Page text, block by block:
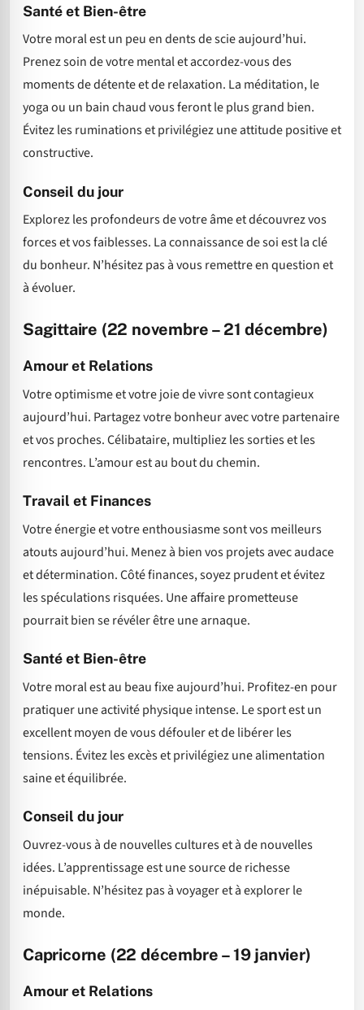
Santé et Bien-être
Votre moral est un peu en dents de scie aujourd’hui.
Prenez soin de votre mental et accordez-vous des
moments de détente et de relaxation. La méditation, le
yoga ou un bain chaud vous feront le plus grand bien.
Évitez les ruminations et privilégiez une attitude positive et
constructive.
Conseil du jour
Explorez les profondeurs de votre âme et découvrez vos
forces et vos faiblesses. La connaissance de soi est la clé
du bonheur. N’hésitez pas à vous remettre en question et
à évoluer.
Sagittaire (22 novembre – 21 décembre)
Amour et Relations
Votre optimisme et votre joie de vivre sont contagieux
aujourd’hui. Partagez votre bonheur avec votre partenaire
et vos proches. Célibataire, multipliez les sorties et les
rencontres. L’amour est au bout du chemin.
Travail et Finances
Votre énergie et votre enthousiasme sont vos meilleurs
atouts aujourd’hui. Menez à bien vos projets avec audace
et détermination. Côté finances, soyez prudent et évitez
les spéculations risquées. Une affaire prometteuse
pourrait bien se révéler être une arnaque.
Santé et Bien-être
Votre moral est au beau fixe aujourd’hui. Profitez-en pour
pratiquer une activité physique intense. Le sport est un
excellent moyen de vous défouler et de libérer les
tensions. Évitez les excès et privilégiez une alimentation
saine et équilibrée.
Conseil du jour
Ouvrez-vous à de nouvelles cultures et à de nouvelles
idées. L’apprentissage est une source de richesse
inépuisable. N’hésitez pas à voyager et à explorer le
monde.
Capricorne (22 décembre – 19 janvier)
Amour et Relations